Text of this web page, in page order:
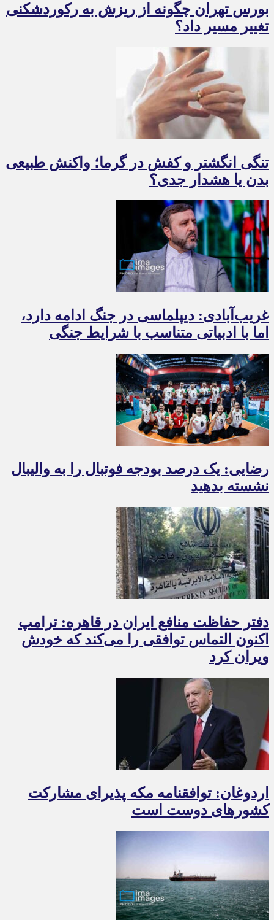
بورس تهران چگونه از ریزش به رکوردشکنی
تغییر مسیر داد؟
تنگی انگشتر و کفش در گرما؛ واکنش طبیعی
بدن یا هشدار جدی؟
غریب‌آبادی: دیپلماسی در جنگ ادامه دارد،
اما با ادبیاتی متناسب با شرایط جنگی
رضایی: یک درصد بودجه فوتبال را به والیبال
نشسته بدهید
دفتر حفاظت منافع ایران در قاهره: ترامپ
اکنون التماس توافقی را می‌کند که خودش
ویران کرد
اردوغان: توافقنامه مکه پذیرای مشارکت
کشورهای دوست است